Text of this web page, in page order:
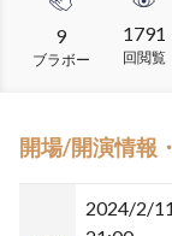
9
ブラボー
1791
回閲覧
開場/開演情報
2024/2/